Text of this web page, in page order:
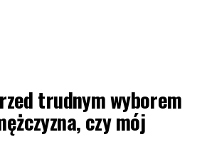
trudnym wyborem
czy mój